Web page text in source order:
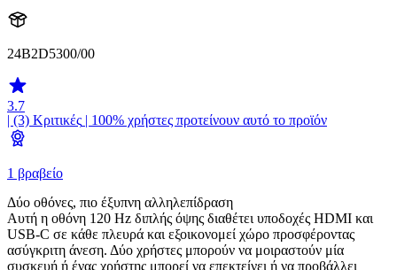
24B2D5300/00
3.7
| (3) Κριτικές | 100% χρήστες προτείνουν αυτό το προϊόν
1 βραβείο
Δύο οθόνες, πιο έξυπνη αλληλεπίδραση
Αυτή η οθόνη 120 Hz διπλής όψης διαθέτει υποδοχές HDMI και
USB-C σε κάθε πλευρά και εξοικονομεί χώρο προσφέροντας
ασύγκριτη άνεση. Δύο χρήστες μπορούν να μοιραστούν μία
συσκευή ή ένας χρήστης μπορεί να επεκτείνει ή να προβάλλει